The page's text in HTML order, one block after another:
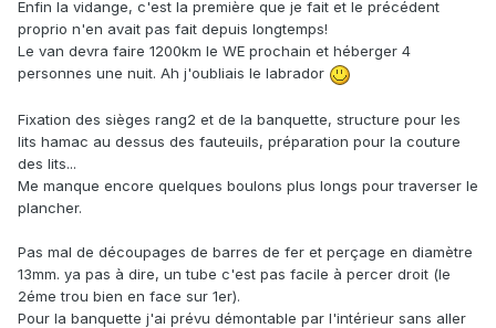
Enfin la vidange, c'est la première que je fait et le précédent
proprio n'en avait pas fait depuis longtemps!
Le van devra faire 1200km le WE prochain et héberger 4
personnes une nuit. Ah j'oubliais le labrador
Fixation des sièges rang2 et de la banquette, structure pour les
lits hamac au dessus des fauteuils, préparation pour la couture
des lits...
Me manque encore quelques boulons plus longs pour traverser le
plancher.
Pas mal de découpages de barres de fer et perçage en diamètre
13mm. ya pas à dire, un tube c'est pas facile à percer droit (le
2éme trou bien en face sur 1er).
Pour la banquette j'ai prévu démontable par l'intérieur sans aller